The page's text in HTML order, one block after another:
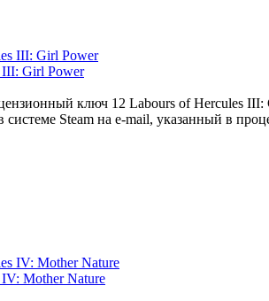
III: Girl Power
ключ 12 Labours of Hercules
системе Steam на e-mail, указанный в
Mother Nature